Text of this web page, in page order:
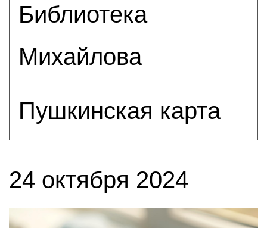
Библиотека
Михайлова
Пушкинская карта
24 октября 2024